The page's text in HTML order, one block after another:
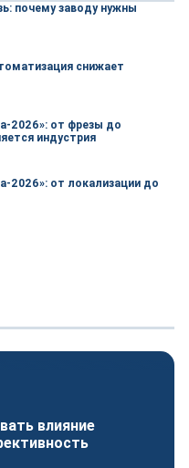
почему заводу нужны
снижает
2026»: от фрезы до
индустрия
2026»: от локализации до
влияние